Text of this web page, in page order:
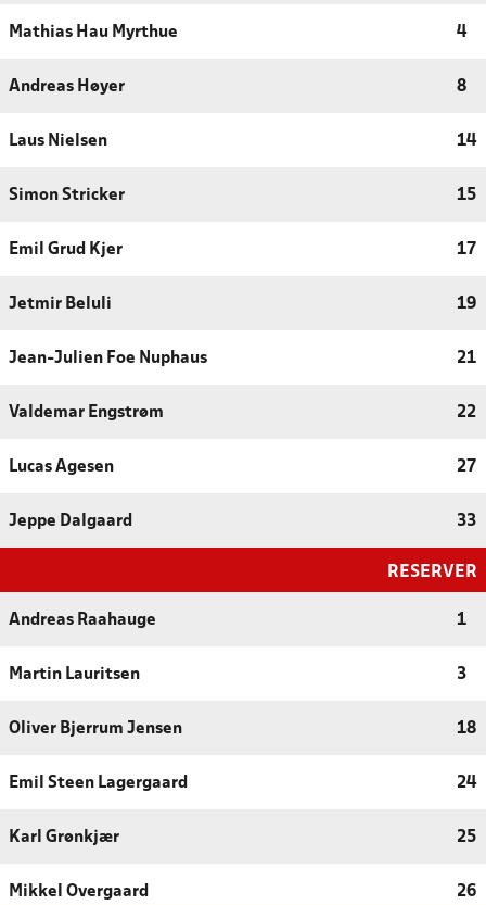
Mathias Hau Myrthue 4
Andreas Høyer 8
Laus Nielsen 14
Simon Stricker 15
Emil Grud Kjer 17
Jetmir Beluli 19
Jean-Julien Foe Nuphaus 21
Valdemar Engstrøm 22
Lucas Agesen 27
Jeppe Dalgaard 33
RESERVER
Andreas Raahauge 1
Martin Lauritsen 3
Oliver Bjerrum Jensen 18
Emil Steen Lagergaard 24
Karl Grønkjær 25
Mikkel Overgaard 26